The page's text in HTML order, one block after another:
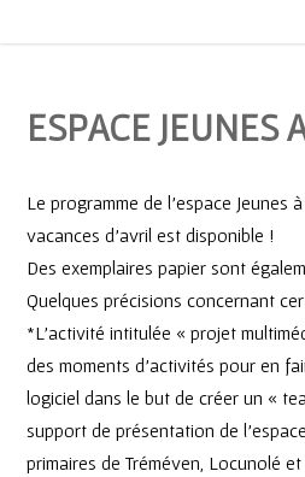
ESPACE JEUNES
Le programme de l’espace Jeunes
vacances d’avril est disponible !
Des exemplaires papier sont
Quelques précisions concernant
*L’activité intitulée « projet
des moments d’activités pour en
logiciel dans le but de créer un «
support de présentation de
primaires de Tréméven, Locunolé et